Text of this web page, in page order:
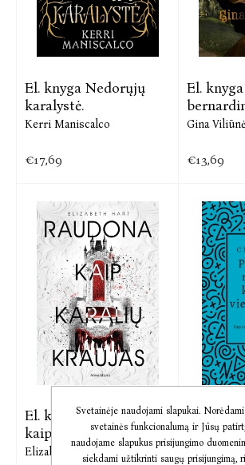
El. knyga Nedorųjų
karalystė.
Kerri Maniscalco
€17,69
El.
Gina Viliūnė
€13,69
El. knyga Raudona
kaip karalių
Elizabeth Hart
El. knyga
meilės
Gary
Svetainėje naudojami slapukai.
svetainės funkcionalumą ir Jūsų
naudojame slapukus prisijungimo
siekdami užtikrinti saugų prisijungimą,